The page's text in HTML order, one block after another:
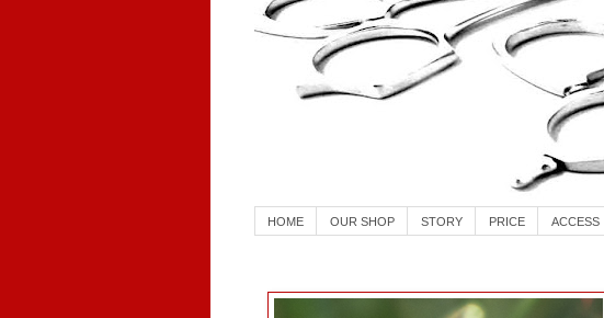
HOME OUR SHOP STORY PRICE ACCESS